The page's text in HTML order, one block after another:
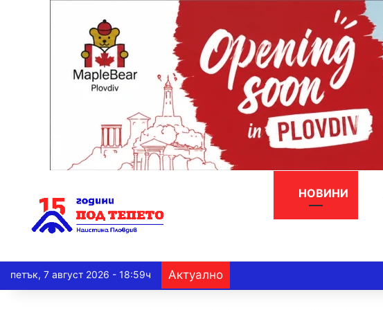
НОВИНИ
петък, 7 август 2026 - 18:59ч Актуално